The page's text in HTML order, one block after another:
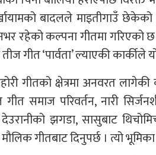
बादलले माइतीगाउँ
रहेको कल्पना गीतमा
गीत ‘पार्वता’ ल्याएकी कार्कीले
गीतको क्षेत्रमा अनवरत
गीत समाज परिवर्तन, नारी
झगडा, सासुबाट
गीतबाट दिनुपर्छ । त्यो भूमिका